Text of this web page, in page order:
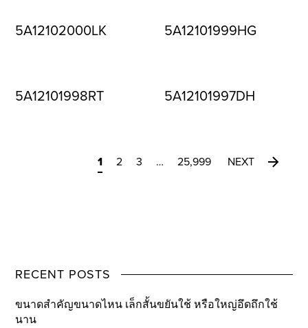
5A12102000LK 5A12101999HG
5A12101998RT 5A12101997DH
1 2 3 … 25,999 NEXT
RECENT POSTS
ขนาดสำคัญขนาดไหน เล็กสั้นขยันใช้ หรือใหญ่อึดถึกใช้
นาน